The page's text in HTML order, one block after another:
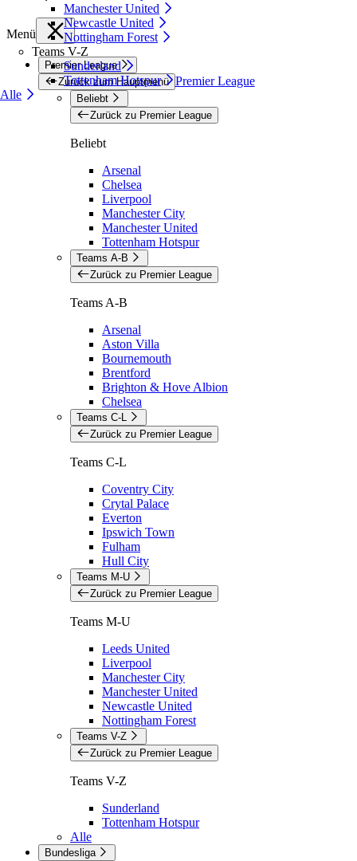
Manchester United
Newcastle United
Nottingham Forest
Teams V-Z
Sunderland
Tottenham Hotspur
Alle
Menü
Premier League
Zurück zum Hauptmenü Premier League
Beliebt
Zurück zu Premier League
Beliebt
Arsenal
Chelsea
Liverpool
Manchester City
Manchester United
Tottenham Hotspur
Teams A-B
Zurück zu Premier League
Teams A-B
Arsenal
Aston Villa
Bournemouth
Brentford
Brighton & Hove Albion
Chelsea
Teams C-L
Zurück zu Premier League
Teams C-L
Coventry City
Crytal Palace
Everton
Ipswich Town
Fulham
Hull City
Teams M-U
Zurück zu Premier League
Teams M-U
Leeds United
Liverpool
Manchester City
Manchester United
Newcastle United
Nottingham Forest
Teams V-Z
Zurück zu Premier League
Teams V-Z
Sunderland
Tottenham Hotspur
Alle
Bundesliga